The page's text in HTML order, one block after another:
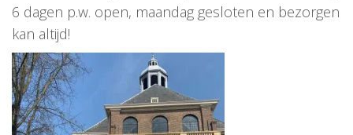
6 dagen p.w. open, maandag gesloten en bezorgen
kan altijd!